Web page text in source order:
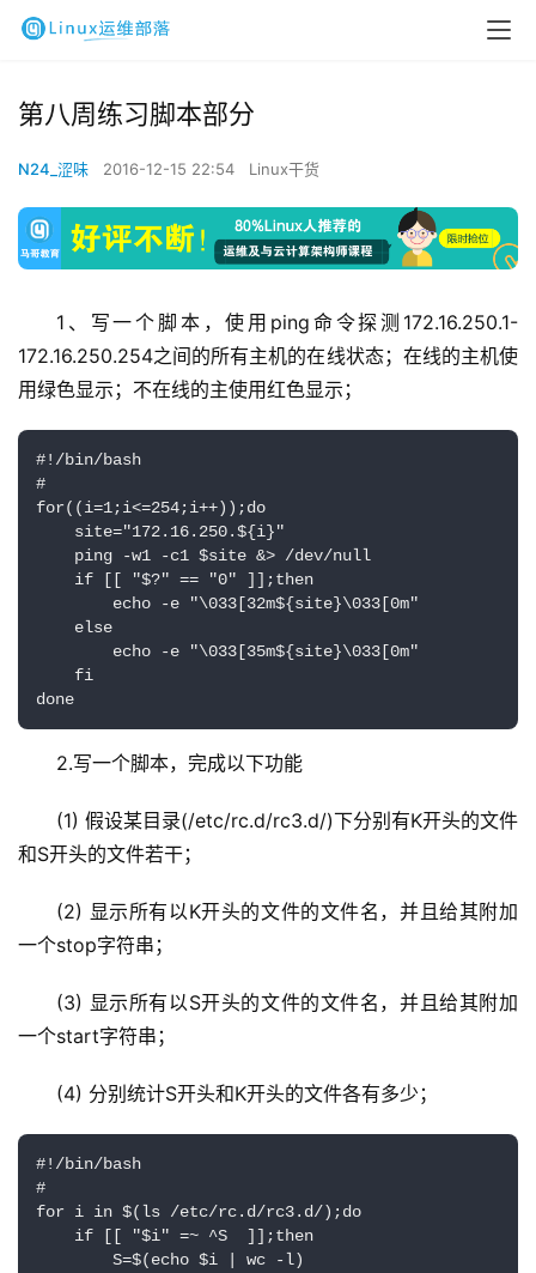
第八周练习脚本部分
N24_涩味 2016-12-15 22:54 Linux干货
1、写一个脚本，使用ping命令探测172.16.250.1-
172.16.250.254之间的所有主机的在线状态； 在线的主机使
用绿色显示； 不在线的主使用红色显示；
#!/bin/bash
#
for((i=1;i<=254;i++));do
site="172.16.250.${i}"
ping -w1 -c1 $site &> /dev/null
if [[ "$?" == "0" ]];then
echo -e "\033[32m${site}\033[0m"
else
echo -e "\033[35m${site}\033[0m"
fi
done
2.写一个脚本，完成以下功能
(1) 假设某目录(/etc/rc.d/rc3.d/)下分别有K开头的文件
和S开头的文件若干；
(2) 显示所有以K开头的文件的文件名，并且给其附加
一个stop字符串；
(3) 显示所有以S开头的文件的文件名，并且给其附加
一个start字符串；
(4) 分别统计S开头和K开头的文件各有多少；
#!/bin/bash
#
for i in $(ls /etc/rc.d/rc3.d/);do
if [[ "$i" =~ ^S  ]];then
S=$(echo $i | wc -l)